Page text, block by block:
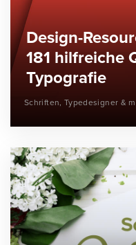
Design-
181 hilfreiche
Typografie
Schriften, Typedesigner &